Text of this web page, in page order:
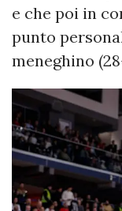
e che poi in
punto
meneghino